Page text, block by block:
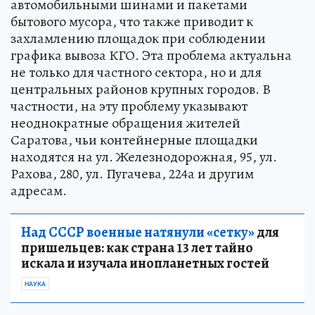
автомобильными шинами и пакетами
бытового мусора, что также приводит к
захламлению площадок при соблюдении
графика вывоза КГО. Эта проблема актуальна
не только для частного сектора, но и для
центральных районов крупных городов. В
частности, на эту проблему указывают
неоднократные обращения жителей
Саратова, чьи контейнерные площадки
находятся на ул. Железнодорожная, 95, ул.
Рахова, 280, ул. Пугачева, 224а и другим
адресам.
Над СССР военные натянули «сетку»для
пришельцев: как страна 13 лет тайно
искала и изучала инопланетных гостей
НАУКА